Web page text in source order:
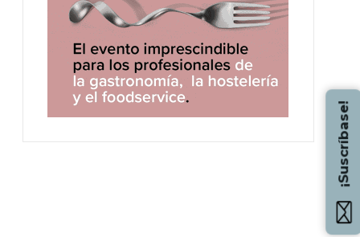
¡Suscríbase!